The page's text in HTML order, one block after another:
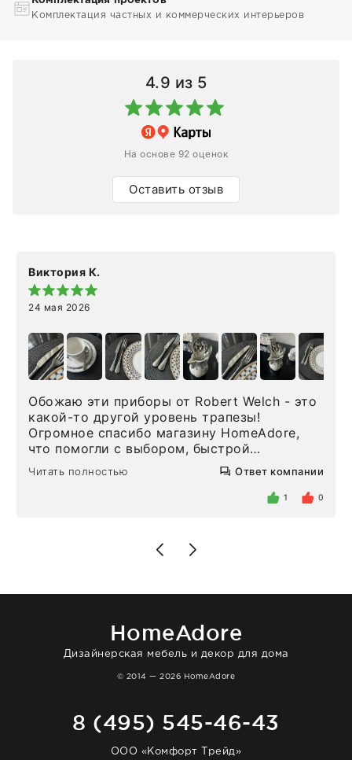
Комплектация частных и коммерческих интерьеров
4.9 из 5
На основе 92 оценок
Оставить отзыв
Виктория К.
24 мая 2026
Обожаю эти приборы от Robert Welch - это
какой-то другой уровень трапезы!
Огромное спасибо магазину HomeAdore,
что помогли с выбором, быстрой
доставкой и высоким сервисом. Один раз
была здесь лично, забирала чайные ложки,
внутри очень много антикварной посуды,
Позже заказывала остальные приборы -
доставили сдэком на следующий день к
отвечает очень быстро. Взаимодействием
Читать полностью Ответ компании
1 0
HomeAdore
Дизайнерская мебель и декор для дома
© 2014 — 2026 HomeAdore
8 (495) 545-46-43
ООО «Комфорт Трейд»